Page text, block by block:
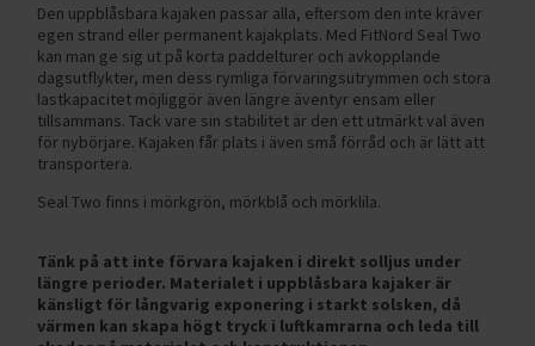
Den uppblåsbara kajaken passar alla, eftersom den inte kräver
egen strand eller permanent kajakplats. Med FitNord Seal Two
kan man ge sig ut på korta paddelturer och avkopplande
dagsutflykter, men dess rymliga förvaringsutrymmen och stora
lastkapacitet möjliggör även längre äventyr ensam eller
tillsammans. Tack vare sin stabilitet är den ett utmärkt val även
för nybörjare. Kajaken får plats i även små förråd och är lätt att
transportera.
Seal Two finns i mörkgrön, mörkblå och mörklila.
Tänk på att inte förvara kajaken i direkt solljus under
längre perioder. Materialet i uppblåsbara kajaker är
känsligt för långvarig exponering i starkt solsken, då
värmen kan skapa högt tryck i luftkamrarna och leda till